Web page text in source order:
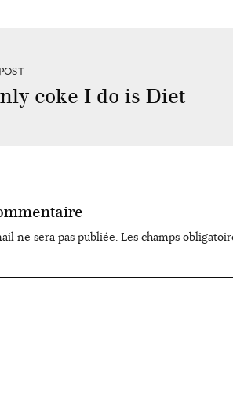
coke I do is Diet
ne sera pas publiée. Les champs